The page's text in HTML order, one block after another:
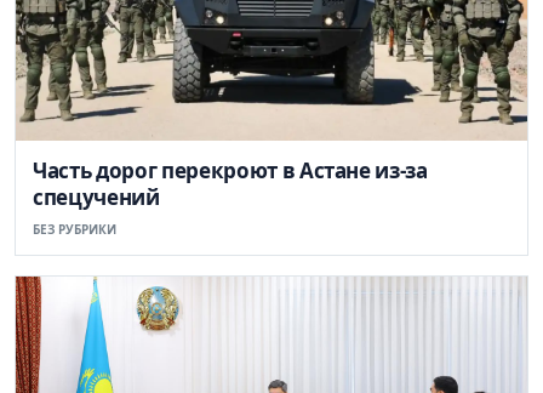
Часть дорог перекроют в Астане из-за
спецучений
БЕЗ РУБРИКИ